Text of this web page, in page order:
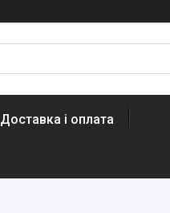
Доставка і оплата